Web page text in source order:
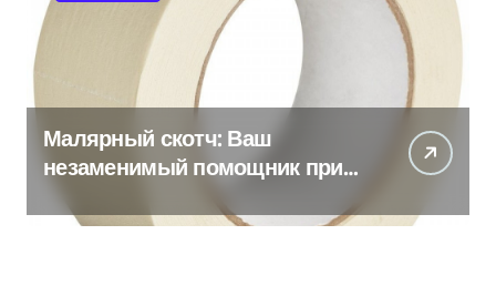
Малярный скотч: Ваш
незаменимый помощник при